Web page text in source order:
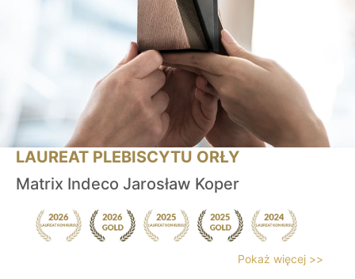
LAUREAT PLEBISCYTU ORŁY
Matrix Indeco Jarosław Koper
Pokaż więcej >>